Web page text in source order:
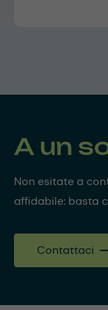
A un
Non esitate a
affidabile: basta
Contattaci